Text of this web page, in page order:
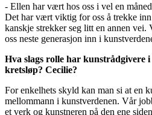
- Ellen har vært hos oss i vel en
Det har vært viktig for oss å trekke inn
kanskje strekker seg litt en annen vei.
oss neste generasjon inn i
Hva slags rolle har kunstrådgivere
kretsløp? Cecilie?
For enkelhets skyld kan man si at en
mellommann i kunstverdenen. Vår
et verk og kunstneren på den ene